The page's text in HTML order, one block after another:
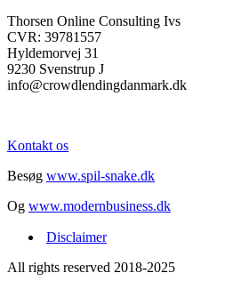
i
Thorsen Online Consulting Ivs
CVR: 39781557
Hyldemorvej 31
9230 Svenstrup J
info@crowdlendingdanmark.dk
Kontakt os
Besøg www.spil-snake.dk
Og www.modernbusiness.dk
Disclaimer
All rights reserved 2018-2025